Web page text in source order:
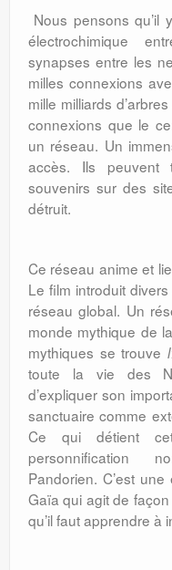
Nous pensons qu’il
électrochimique
synapses entre les
milles connexions
mille milliards
connexions que le
un réseau. Un
accès. Ils peuvent
souvenirs sur des
détruit.
Ce réseau anime et
Le film introduit
réseau global. Un
monde mythique de
mythiques se trouve
toute la vie des
d’expliquer son
sanctuaire comme
Ce qui détient
personnification
Pandorien. C’est
Gaïa qui agit de
qu’il faut apprendre à